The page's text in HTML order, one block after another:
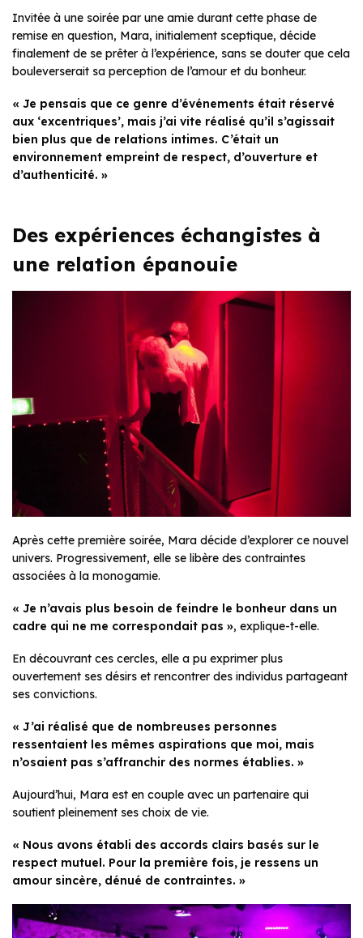
Invitée à une soirée par une amie durant cette phase de
remise en question, Mara, initialement sceptique, décide
finalement de se prêter à l’expérience, sans se douter que cela
bouleverserait sa perception de l’amour et du bonheur.
« Je pensais que ce genre d’événements était réservé
aux ‘excentriques’, mais j’ai vite réalisé qu’il s’agissait
bien plus que de relations intimes. C’était un
environnement empreint de respect, d’ouverture et
d’authenticité. »
Des expériences échangistes à
une relation épanouie
Après cette première soirée, Mara décide d’explorer ce nouvel
univers. Progressivement, elle se libère des contraintes
associées à la monogamie.
« Je n’avais plus besoin de feindre le bonheur dans un
cadre qui ne me correspondait pas », explique-t-elle.
En découvrant ces cercles, elle a pu exprimer plus
ouvertement ses désirs et rencontrer des individus partageant
ses convictions.
« J’ai réalisé que de nombreuses personnes
ressentaient les mêmes aspirations que moi, mais
n’osaient pas s’affranchir des normes établies. »
Aujourd’hui, Mara est en couple avec un partenaire qui
soutient pleinement ses choix de vie.
« Nous avons établi des accords clairs basés sur le
respect mutuel. Pour la première fois, je ressens un
amour sincère, dénué de contraintes. »